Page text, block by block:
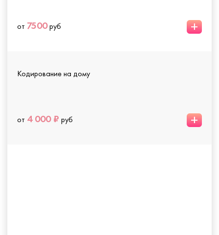
от 7500руб +
Кодирование на дому
от 4 000 ₽ руб +